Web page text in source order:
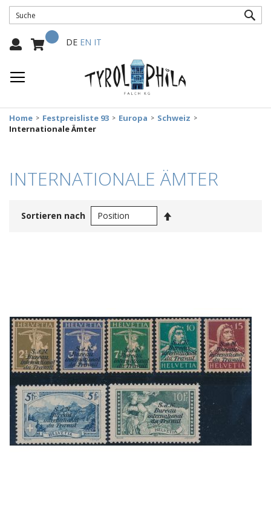
Mein Warenkorb
Select
DE EN IT
Home Festpreisliste 93 Europa
Schweiz
Internationale Ämter
INTERNATIONALE ÄMTER
Sortieren nach